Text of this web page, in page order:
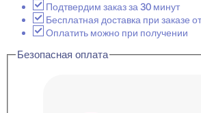
Плинтус
напольный
15x69x2000
Подтвердим заказ за 30 минут
Бесплатная доставка при заказе
Оплатить можно при получении
Безопасная оплата